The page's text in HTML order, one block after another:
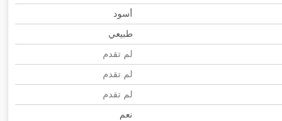
أسود
طبيعي
لم تقدم
لم تقدم
لم تقدم
نعم